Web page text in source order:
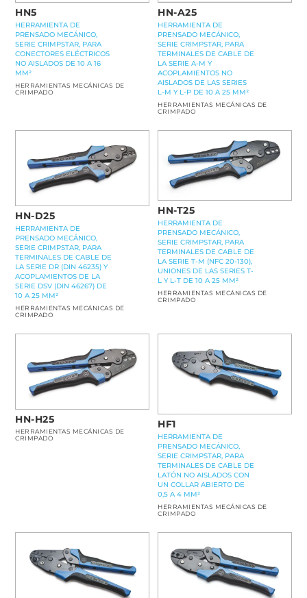
HN5
HERRAMIENTA DE
PRENSADO MECÁNICO,
SERIE CRIMPSTAR, PARA
CONECTORES ELÉCTRICOS
NO AISLADOS DE 10 A 16
MM²
HERRAMIENTAS MECÁNICAS DE
CRIMPADO
HN-A25
HERRAMIENTA DE
PRENSADO MECÁNICO,
SERIE CRIMPSTAR, PARA
TERMINALES DE CABLE DE
LA SERIE A-M Y
ACOPLAMIENTOS NO
AISLADOS DE LAS SERIES
L-M Y L-P DE 10 A 25 MM²
HERRAMIENTAS MECÁNICAS DE
CRIMPADO
HN-D25
HERRAMIENTA DE
PRENSADO MECÁNICO,
SERIE CRIMPSTAR, PARA
TERMINALES DE CABLE DE
LA SERIE DR (DIN 46235) Y
ACOPLAMIENTOS DE LA
SERIE DSV (DIN 46267) DE
10 A 25 MM²
HERRAMIENTAS MECÁNICAS DE
CRIMPADO
HN-T25
HERRAMIENTA DE
PRENSADO MECÁNICO,
SERIE CRIMPSTAR, PARA
TERMINALES DE CABLE DE
LA SERIE T-M (NFC 20-130),
UNIONES DE LAS SERIES T-
L Y L-T DE 10 A 25 MM²
HERRAMIENTAS MECÁNICAS DE
CRIMPADO
HN-H25
HERRAMIENTAS MECÁNICAS DE
CRIMPADO
HF1
HERRAMIENTA DE
PRENSADO MECÁNICO,
SERIE CRIMPSTAR, PARA
TERMINALES DE CABLE DE
LATÓN NO AISLADOS CON
UN COLLAR ABIERTO DE
0,5 A 4 MM²
HERRAMIENTAS MECÁNICAS DE
CRIMPADO